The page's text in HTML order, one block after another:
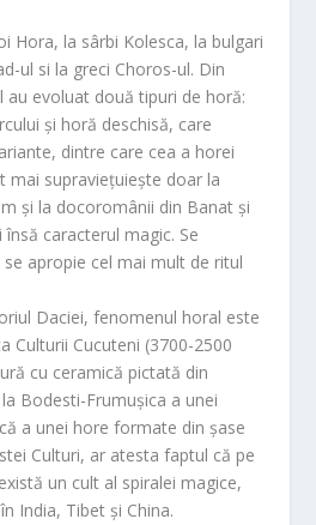
Hora, la sârbi Kolesca, la bulgari
ul si la greci Choros-ul. Din
au evoluat două tipuri de horă:
și horă deschisă, care
dintre care cea a horei
mai supraviețuiește doar la
și la docoromânii din Banat și
caracterul magic. Se
apropie cel mai mult de ritul
Daciei, fenomenul horal este
Culturii Cucuteni (3700-2500
cu ceramică pictată din
Bodesti-Frumușica a unei
a unei hore formate din șase
Culturi, ar atesta faptul că pe
un cult al spiralei magice,
India, Tibet și China.